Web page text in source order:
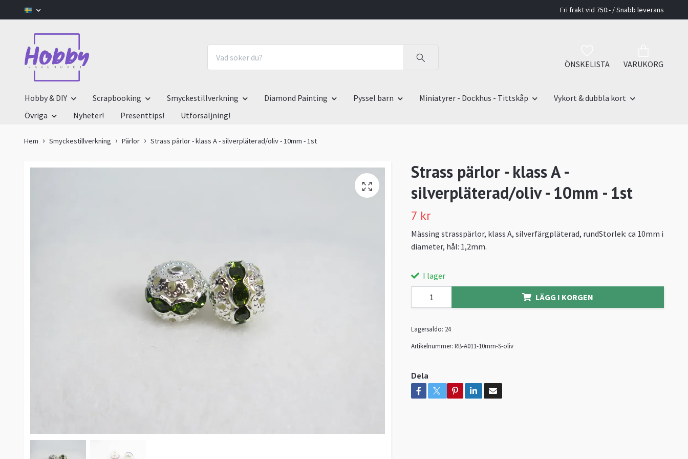
Fri frakt vid 750:- / Snabb leverans
ÖNSKELISTA VARUKORG
Hobby & DIY Scrapbooking Smyckestillverkning Diamond Painting Pyssel barn Miniatyrer - Dockhus - Tittskåp
Vykort & dubbla kort
Övriga
Nyheter! Presenttips! Utförsäljning!
Hem Smyckestillverkning Pärlor Strass pärlor - klass A - silverpläterad/oliv - 10mm - 1st
Strass pärlor - klass A -
silverpläterad/oliv - 10mm - 1st
7 kr
Mässing strasspärlor, klass A, silverfärgpläterad, rundStorlek: ca 10mm i
diameter, hål: 1,2mm.
I lager
LÄGG I KORGEN
Lagersaldo: 24
Artikelnummer: RB-A011-10mm-S-oliv
Dela